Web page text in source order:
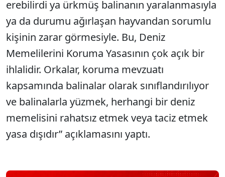
erebilirdi ya ürkmüş balinanın yaralanmasıyla
ya da durumu ağırlaşan hayvandan sorumlu
kişinin zarar görmesiyle. Bu, Deniz
Memelilerini Koruma Yasasının çok açık bir
ihlalidir. Orkalar, koruma mevzuatı
kapsamında balinalar olarak sınıflandırılıyor
ve balinalarla yüzmek, herhangi bir deniz
memelisini rahatsız etmek veya taciz etmek
yasa dışıdır” açıklamasını yaptı.